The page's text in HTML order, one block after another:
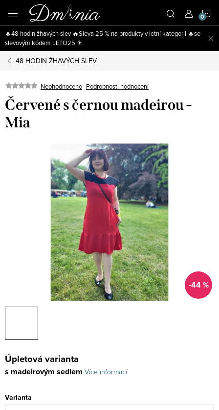
obsah
🔥48 hodin žhavých slev 🔥Sleva 25 % na produkty v letní kategorii 🔥se
slevovým kódem LETO25 ☀
48 HODIN ŽHAVÝCH SLEV
Neohodnoceno Podrobnosti hodnocení
Červené s černou madeirou -
Mia
-44 %
Úpletová varianta
s madeirovým sedlem Více informací
Varianta